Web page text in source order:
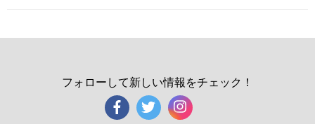
フォローして新しい情報をチェック！